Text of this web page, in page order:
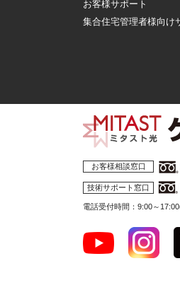
お客様サポート
集合住宅管理者様向け
お客様相談窓口
技術サポート窓口
電話受付時間：9:00～17:00